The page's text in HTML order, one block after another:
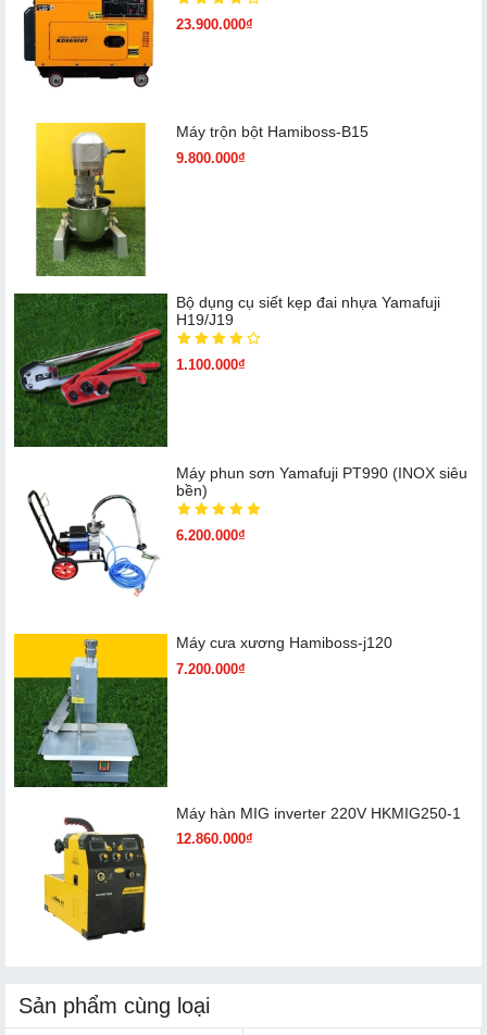
23.900.000₫
Máy trộn bột Hamiboss-B15
9.800.000₫
Bộ dụng cụ siết kẹp đai nhựa Yamafuji
H19/J19
1.100.000₫
Máy phun sơn Yamafuji PT990 (INOX siêu
bền)
6.200.000₫
Máy cưa xương Hamiboss-j120
7.200.000₫
Máy hàn MIG inverter 220V HKMIG250-1
12.860.000₫
Sản phẩm cùng loại